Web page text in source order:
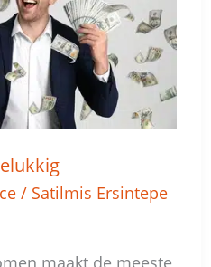
/ Satilmis Ersintepe
maakt de meeste